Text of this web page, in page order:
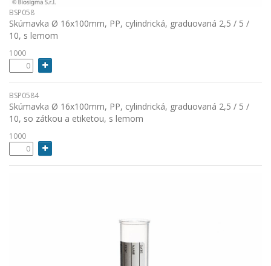
BSP058
Skúmavka Ø 16x100mm, PP, cylindrická, graduovaná 2,5 / 5 /
10, s lemom
1000
BSP0584
Skúmavka Ø 16x100mm, PP, cylindrická, graduovaná 2,5 / 5 /
10, so zátkou a etiketou, s lemom
1000